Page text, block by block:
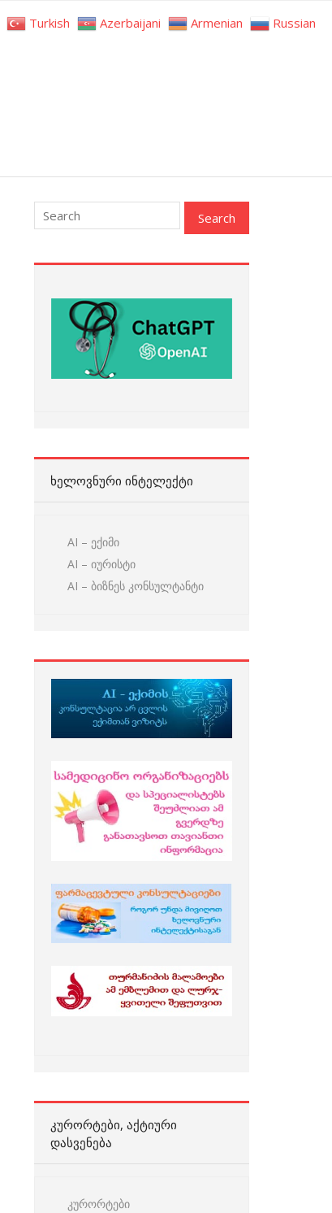
ᲮᲔᲚᲝᲕᲜᲣᲠᲘ ᲘᲜᲢᲔᲚᲔᲥᲢᲘ
AI – ექიმი
AI – იურისტი
AI – ბიზნეს კონსულტანტი
ᲙᲣᲠᲝᲠᲢᲔᲑᲘ, ᲐᲥᲢᲘᲣᲠᲘ
ᲓᲐᲡᲕᲔᲜᲔᲑᲐ
კურორტები
Turkish Azerbaijani Armenian Russian